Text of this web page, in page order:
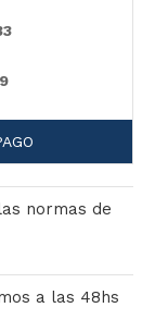
normas de
a las 48hs